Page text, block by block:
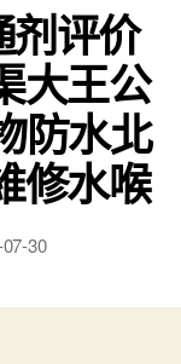
剂评价
大王公
防水北
修水喉
30